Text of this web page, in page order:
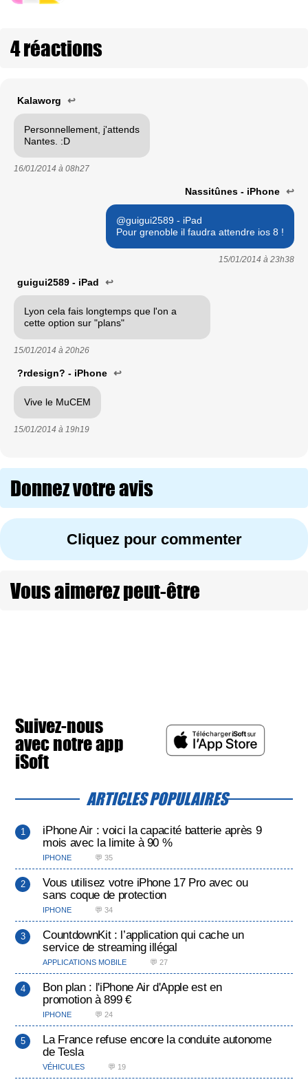
4 réactions
Kalaworg ↩
Personnellement, j'attends
Nantes. :D
16/01/2014 à 08h27
Nassitûnes - iPhone ↩
@guigui2589 - iPad
Pour grenoble il faudra attendre ios 8 !
15/01/2014 à 23h38
guigui2589 - iPad ↩
Lyon cela fais longtemps que l'on a
cette option sur "plans"
15/01/2014 à 20h26
?rdesign? - iPhone ↩
Vive le MuCEM
15/01/2014 à 19h19
Donnez votre avis
Cliquez pour commenter
Vous aimerez peut-être
Suivez-nous
avec notre app
iSoft
ARTICLES POPULAIRES
iPhone Air : voici la capacité batterie après 9
mois avec la limite à 90 %
IPHONE 💬 35
Vous utilisez votre iPhone 17 Pro avec ou
sans coque de protection
IPHONE 💬 34
CountdownKit : l’application qui cache un
service de streaming illégal
APPLICATIONS MOBILE 💬 27
Bon plan : l'iPhone Air d'Apple est en
promotion à 899 €
IPHONE 💬 24
La France refuse encore la conduite autonome
de Tesla
VÉHICULES 💬 19